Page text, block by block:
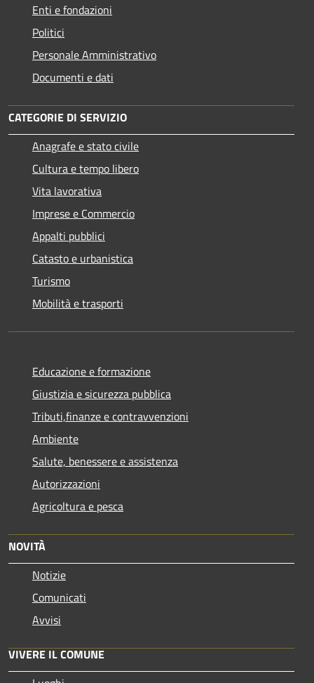
Enti e fondazioni
Politici
Personale Amministrativo
Documenti e dati
CATEGORIE DI SERVIZIO
Anagrafe e stato civile
Cultura e tempo libero
Vita lavorativa
Imprese e Commercio
Appalti pubblici
Catasto e urbanistica
Turismo
Mobilità e trasporti
Educazione e formazione
Giustizia e sicurezza pubblica
Tributi,finanze e contravvenzioni
Ambiente
Salute, benessere e assistenza
Autorizzazioni
Agricoltura e pesca
NOVITÀ
Notizie
Comunicati
Avvisi
VIVERE IL COMUNE